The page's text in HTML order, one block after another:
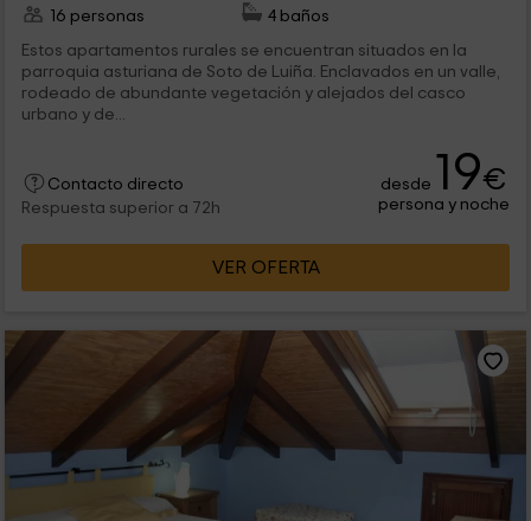
16 personas
4 baños
Estos apartamentos rurales se encuentran situados en la
parroquia asturiana de Soto de Luiña. Enclavados en un valle,
rodeado de abundante vegetación y alejados del casco
urbano y de...
Contacto directo
Respuesta superior a 72h
desde 19€
persona y noche
VER OFERTA